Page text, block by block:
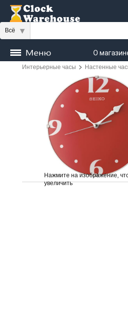
Всё
О
Часы
напольные
Seiko
Интерьерные часы > Настенные
Нажмите на изображение,
увеличить